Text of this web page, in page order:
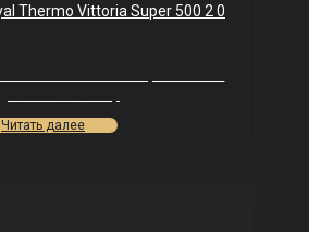
Читать далее